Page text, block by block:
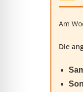
Am
Die